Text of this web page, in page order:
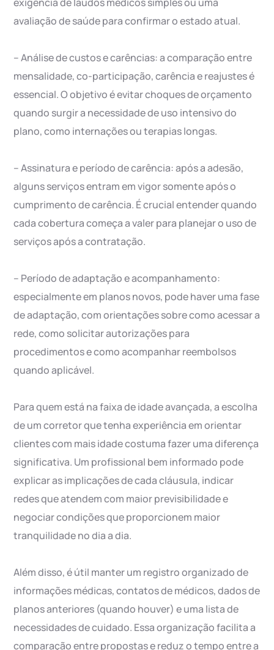
avaliação de saúde para confirmar o estado atual.
– Análise de custos e carências: a comparação entre
mensalidade, co-participação, carência e reajustes é
essencial. O objetivo é evitar choques de orçamento
quando surgir a necessidade de uso intensivo do
plano, como internações ou terapias longas.
– Assinatura e período de carência: após a adesão,
alguns serviços entram em vigor somente após o
cumprimento de carência. É crucial entender quando
cada cobertura começa a valer para planejar o uso de
serviços após a contratação.
– Período de adaptação e acompanhamento:
especialmente em planos novos, pode haver uma fase
de adaptação, com orientações sobre como acessar a
rede, como solicitar autorizações para
procedimentos e como acompanhar reembolsos
quando aplicável.
Para quem está na faixa de idade avançada, a escolha
de um corretor que tenha experiência em orientar
clientes com mais idade costuma fazer uma diferença
significativa. Um profissional bem informado pode
explicar as implicações de cada cláusula, indicar
redes que atendem com maior previsibilidade e
negociar condições que proporcionem maior
tranquilidade no dia a dia.
Além disso, é útil manter um registro organizado de
informações médicas, contatos de médicos, dados de
planos anteriores (quando houver) e uma lista de
necessidades de cuidado. Essa organização facilita a
comparação entre propostas e reduz o tempo entre a